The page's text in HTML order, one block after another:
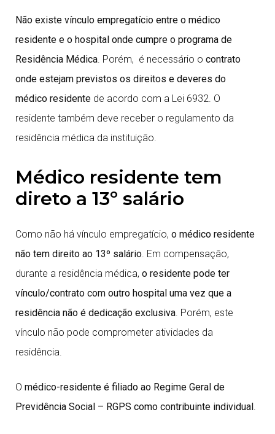
Não existe vínculo empregatício entre o médico
residente e o hospital onde cumpre o programa de
Residência Médica. Porém, é necessário o contrato
onde estejam previstos os direitos e deveres do
médico residente de acordo com a Lei 6932. O
residente também deve receber o regulamento da
residência médica da instituição.
Médico residente tem
direto a 13º salário
Como não há vínculo empregatício, o médico residente
não tem direito ao 13º salário. Em compensação,
durante a residência médica, o residente pode ter
vínculo/contrato com outro hospital uma vez que a
residência não é dedicação exclusiva. Porém, este
vínculo não pode comprometer atividades da
residência.
O médico-residente é filiado ao Regime Geral de
Previdência Social – RGPS como contribuinte individual.